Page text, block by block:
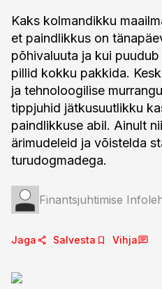
Kaks kolmandikku
et paindlikkus on
põhivaluuta ja kui
pillid kokku pakkida.
ja tehnoloogilise
tippjuhid jätkusuutlikku
paindlikkuse abil. Ainult
ärimudeleid ja võistelda
turudogmadega.
Finantsjuhtimise
Jaga Salvesta Vihja